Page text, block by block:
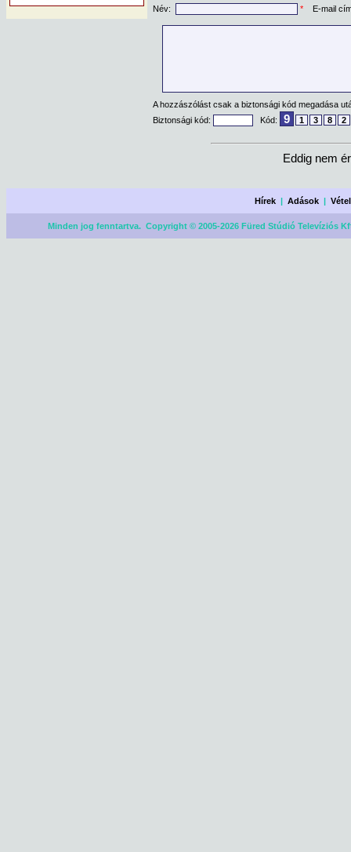
Név: * E-mail
A hozzászólást csak a biztonsági kód megadása
Biztonsági kód:
Kód: 9 1 3 8 2
Eddig nem
Hírek |Adások |
Minden jog fenntartva. Copyright © 2005-2026 Füred Stúdió Televíziós